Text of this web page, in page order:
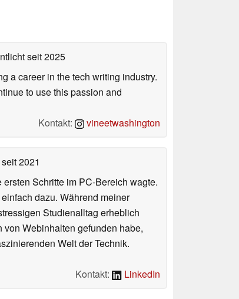
seit 2025
a career in the tech writing industry.
to use this passion and
Kontakt:
vineetwashington
seit 2021
Schritte im PC-Bereich wagte.
dazu. Während meiner
Studienalltag erheblich
Webinhalten gefunden habe,
Welt der Technik.
Kontakt:
LinkedIn